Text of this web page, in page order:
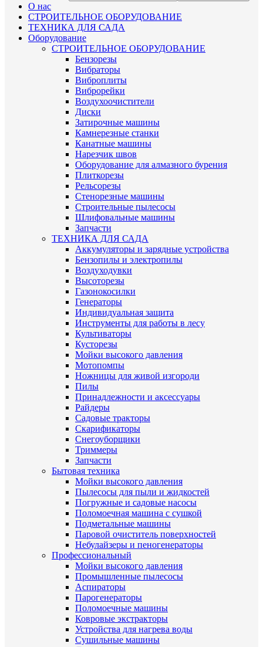
О нас
СТРОИТЕЛЬНОЕ ОБОРУДОВАНИЕ
ТЕХНИКА ДЛЯ САДА
Оборудование
СТРОИТЕЛЬНОЕ ОБОРУДОВАНИЕ
Бензорезы
Вибраторы
Виброплиты
Виброрейки
Воздухоочистители
Диски
Затирочные машины
Камнерезные станки
Канатные машины
Нарезчик швов
Оборудование для алмазного бурения
Плиткорезы
Рельсорезы
Стенорезные машины
Строительные пылесосы
Шлифовальные машины
Запчасти
ТЕХНИКА ДЛЯ САДА
Аккумуляторы и зарядные устройства
Бензопилы и электропилы
Воздуходувки
Высоторезы
Газонокосилки
Генераторы
Индивидуальная защита
Инструменты для работы в лесу
Культиваторы
Кусторезы
Мойки высокого давления
Мотопомпы
Ножницы для живой изгороди
Пилы
Принадлежности и аксессуары
Райдеры
Садовые тракторы
Скарификаторы
Снегоуборщики
Триммеры
Запчасти
Бытовая техника
Мойки высокого давления
Пылесосы для пыли и жидкостей
Погружные и садовые насосы
Поломоечная машина с сушкой
Подметальные машины
Паровой очиститель поверхностей
Небулайзеры и пеногенераторы
Профессиональный
Мойки высокого давления
Промышленные пылесосы
Аспираторы
Парогенераторы
Поломоечные машины
Ковровые экстракторы
Устройства для нагрева воды
Сушильные машины